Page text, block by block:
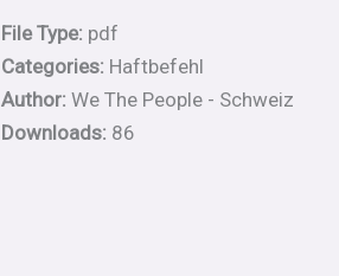
File Type: pdf
Categories: Haftbefehl
Author: We The People - Schweiz
Downloads: 86